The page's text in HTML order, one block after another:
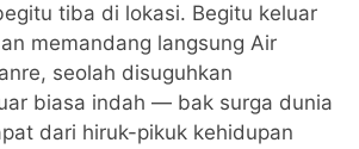
tiba di lokasi. Begitu keluar
memandang langsung Air
seolah disuguhkan
biasa indah — bak surga dunia
dari hiruk-pikuk kehidupan